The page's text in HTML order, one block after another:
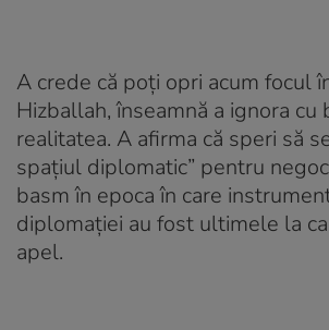
A crede că poţi opri acum focul
Hizballah, înseamnă a ignora cu
realitatea. A afirma că speri să
spaţiul diplomatic” pentru
basm în epoca în care
diplomaţiei au fost ultimele la
apel.